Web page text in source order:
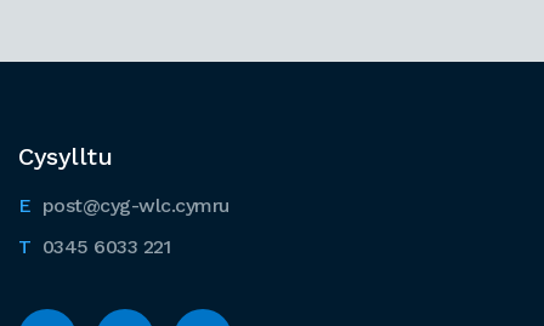
Cysylltu
post@cyg-wlc.cymru
0345 6033 221